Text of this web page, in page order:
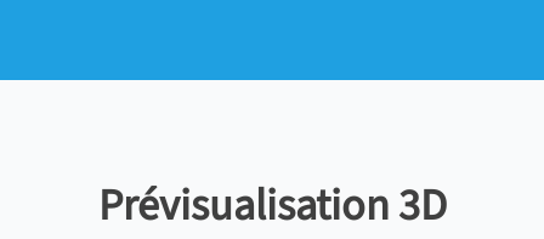
Prévisualisation 3D